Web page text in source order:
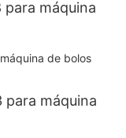
máquina
para máquina